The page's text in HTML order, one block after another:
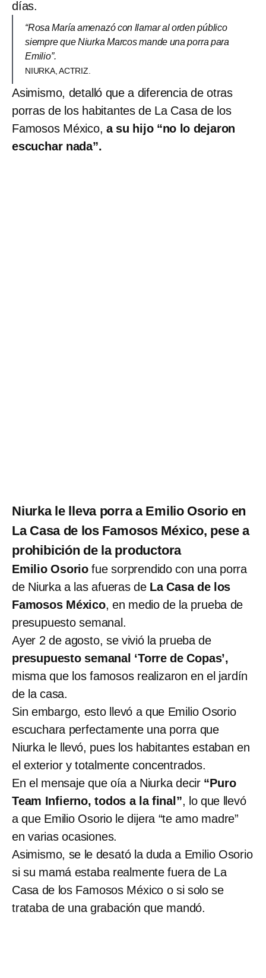
días.
“Rosa María amenazó con llamar al orden público
siempre que Niurka Marcos mande una porra para
Emilio”.
NIURKA, ACTRIZ.
Asimismo, detalló que a diferencia de otras
porras de los habitantes de La Casa de los
Famosos México, a su hijo “no lo dejaron
escuchar nada”.
Niurka le lleva porra a Emilio Osorio en
La Casa de los Famosos México, pese a
prohibición de la productora
Emilio Osoriofue sorprendido con una porra
de Niurka a las afueras de La Casa de los
Famosos México, en medio de la prueba de
presupuesto semanal.
Ayer 2 de agosto, se vivió la prueba de
presupuesto semanal ‘Torre de Copas’,
misma que los famosos realizaron en el jardín
de la casa.
Sin embargo, esto llevó a que Emilio Osorio
escuchara perfectamente una porra que
Niurka le llevó, pues los habitantes estaban en
el exterior y totalmente concentrados.
En el mensaje que oía a Niurka decir “Puro
Team Infierno, todos a la final”, lo que llevó
a que Emilio Osorio le dijera “te amo madre”
en varias ocasiones.
Asimismo, se le desató la duda a Emilio Osorio
si su mamá estaba realmente fuera de La
Casa de los Famosos México o si solo se
trataba de una grabación que mandó.